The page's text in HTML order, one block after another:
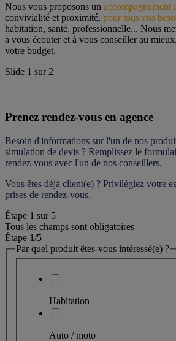
Nous vous proposons un accompagnement
convivialité et proximité, pour tous vos
habitation, santé, professionnelle... Nous
à vous écouter et à vous conseiller au
votre budget.
Slide 1 sur 2
Prenez rendez-vous en agence
Besoin d'informations sur l'un de nos
simulation de devis ? Remplissez le
rendez-vous avec l'un de nos conseillers.
Vous êtes déjà client(e) ? Privilégiez votre
prises de rendez-vous.
Étape 1 sur 5
Tous les champs sont obligatoires
Étape 1/5
Par quel produit êtes-vous intéressé(e) ?
Habitation
Auto / moto